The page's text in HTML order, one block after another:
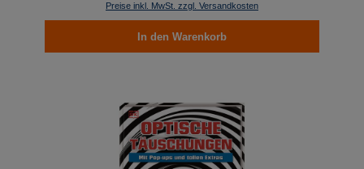
Preise inkl. MwSt. zzgl. Versandkosten
In den Warenkorb